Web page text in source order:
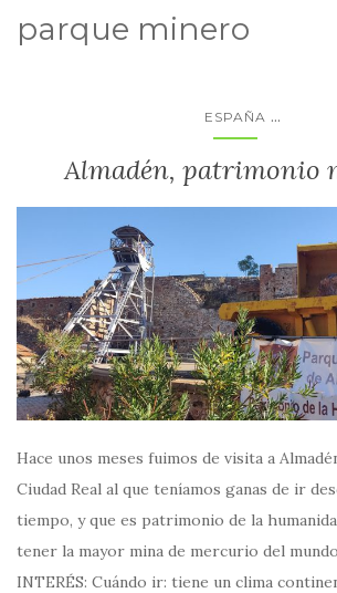
parque minero
ESPAÑA ...
Almadén, patrimonio
Hace unos meses fuimos de visita a
Ciudad Real al que teníamos ganas de ir
tiempo, y que es patrimonio de la
tener la mayor mina de mercurio del
INTERÉS: Cuándo ir: tiene un clima